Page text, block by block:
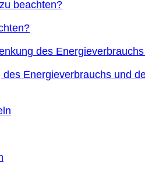
Energieverbrauchs und